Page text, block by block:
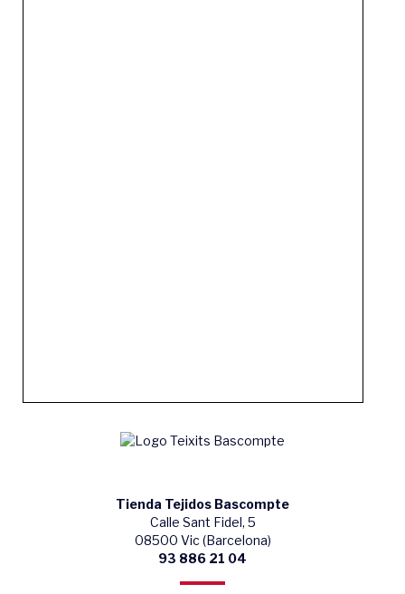
Tienda Tejidos Bascompte
Calle Sant Fidel, 5
08500 Vic (Barcelona)
93 886 21 04